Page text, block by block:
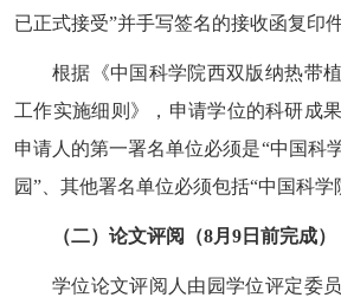
已正式接受”并手写签名的接收函复印
根据《中国科学院西双版纳热带
工作实施细则》，申请学位的科研成
申请人的第一署名单位必须是“中国科
园” 、其他署名单位必须包括“中国科学
（二）论文评阅（8月 9 日前完成）
学位论文评阅人由园学位评定委